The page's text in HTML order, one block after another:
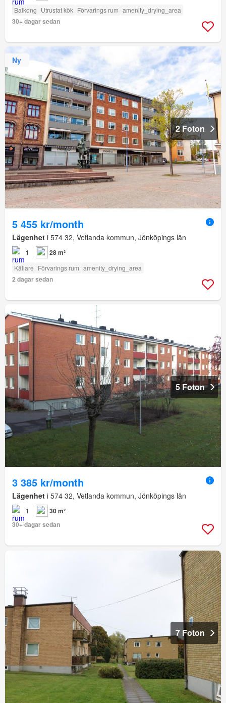
Balkong Utrustat kök Förvarings rum amenity_drying_area
30+ dagar sedan
Ny
2 Foton
5 455 kr/month
Lägenhet i 574 32, Vetlanda kommun, Jönköpings län
1 28 m²
Källare Förvarings rum amenity_drying_area
2 dagar sedan
5 Foton
3 385 kr/month
Lägenhet i 574 32, Vetlanda kommun, Jönköpings län
1
30 m²
30+ dagar sedan
7 Foton